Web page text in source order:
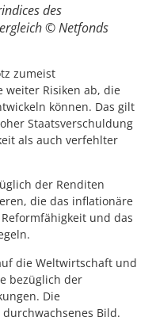
des
© Netfonds
zumeist
weiter Risiken ab, die
können. Das gilt
Staatsverschuldung
als auch verfehlter
der Renditen
die das inflationäre
und das
die Weltwirtschaft und
bezüglich der
Die
Bild.